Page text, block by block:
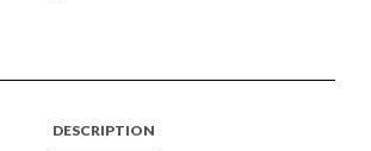
DESCRIPTION